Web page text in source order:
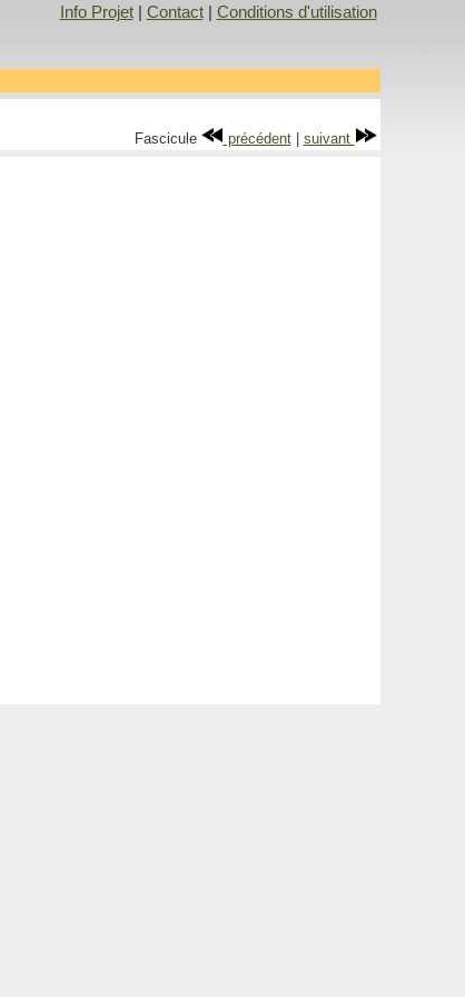
Info Projet| Contact| Conditions d'utilisation
Fascicule précédent| suivant